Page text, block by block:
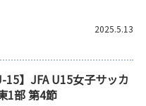
2025.5.13
15】JFA U15女子サッカ
1部 第4節